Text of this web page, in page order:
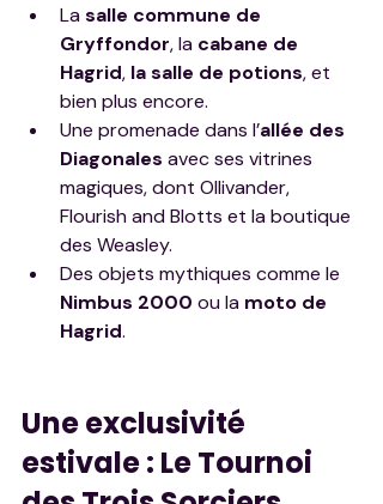
La salle commune de
Gryffondor, la cabane de
Hagrid, la salle de potions, et
bien plus encore.
Une promenade dans l’allée des
Diagonales avec ses vitrines
magiques, dont Ollivander,
Flourish and Blotts et la boutique
des Weasley.
Des objets mythiques comme le
Nimbus 2000 ou la moto de
Hagrid.
Une exclusivité
estivale : Le Tournoi